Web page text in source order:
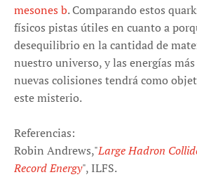
mesones b. Comparando estos
físicos pistas útiles en cuanto a
desequilibrio en la cantidad de
nuestro universo, y las energías más
nuevas colisiones tendrá como
este misterio.
Referencias:
Robin Andrews,"Large Hadron
Record Energy", ILFS.